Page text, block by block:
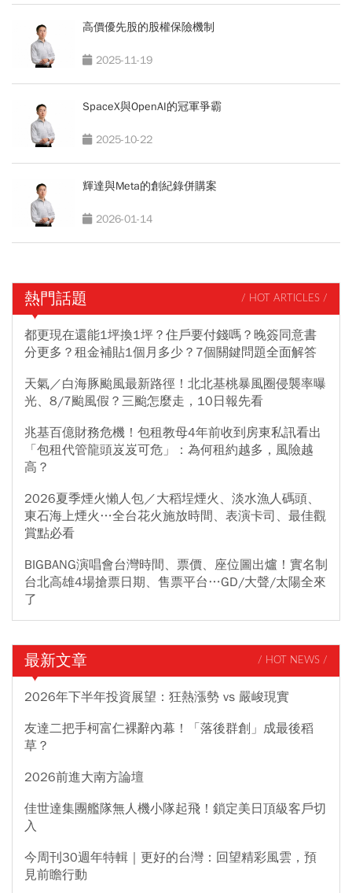
高價優先股的股權保險機制
2025-11-19
SpaceX與OpenAI的冠軍爭霸
2025-10-22
輝達與Meta的創紀錄併購案
2026-01-14
熱門話題 / HOT ARTICLES /
都更現在還能1坪換1坪？住戶要付錢嗎？晚簽同意書
分更多？租金補貼1個月多少？7個關鍵問題全面解答
天氣／白海豚颱風最新路徑！北北基桃暴風圈侵襲率曝
光、8/7颱風假？三颱怎麼走，10日報先看
兆基百億財務危機！包租教母4年前收到房東私訊看出
「包租代管龍頭岌岌可危」：為何租約越多，風險越
高？
2026夏季煙火懶人包／大稻埕煙火、淡水漁人碼頭、
東石海上煙火…全台花火施放時間、表演卡司、最佳觀
賞點必看
BIGBANG演唱會台灣時間、票價、座位圖出爐！實名制
台北高雄4場搶票日期、售票平台…GD/大聲/太陽全來
了
最新文章 / HOT NEWS /
2026年下半年投資展望：狂熱漲勢 vs 嚴峻現實
友達二把手柯富仁裸辭內幕！「落後群創」成最後稻
草？
2026前進大南方論壇
佳世達集團艦隊無人機小隊起飛！鎖定美日頂級客戶切
入
今周刊30週年特輯｜更好的台灣：回望精彩風雲，預
見前瞻行動